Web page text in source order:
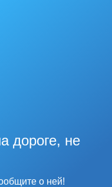
дороге, не
о ней!